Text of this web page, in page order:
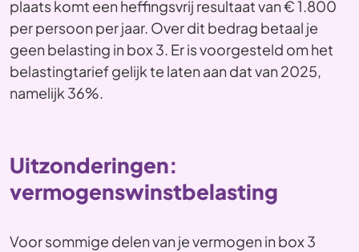
plaats komt een heffingsvrij resultaat van € 1.800
per persoon per jaar. Over dit bedrag betaal je
geen belasting in box 3. Er is voorgesteld om het
belastingtarief gelijk te laten aan dat van 2025,
namelijk 36%.
Uitzonderingen:
vermogenswinstbelasting
Voor sommige delen van je vermogen in box 3